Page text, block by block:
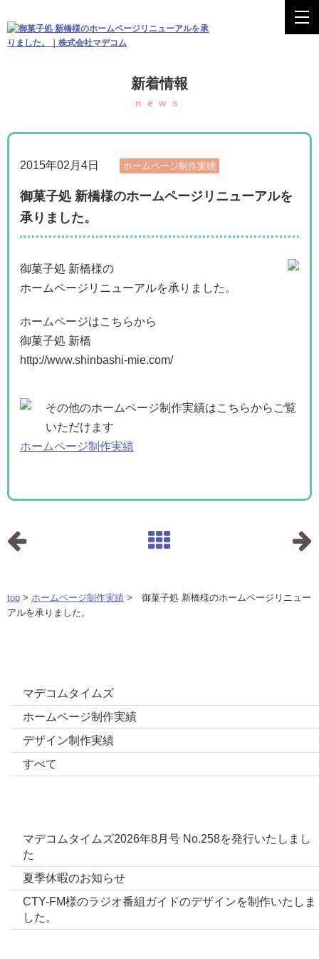
新着情報
news
2015年02月4日 ホームページ制作実績
御菓子処 新橋様のホームページリニューアルを
承りました。
御菓子処 新橋様の
ホームページリニューアルを承りました。
ホームページはこちらから
御菓子処 新橋
http://www.shinbashi-mie.com/
その他のホームページ制作実績はこちらからご覧
いただけます
ホームページ制作実績
top > ホームページ制作実績 > 御菓子処 新橋様のホームページリニュー
アルを承りました。
マデコムタイムズ
ホームページ制作実績
デザイン制作実績
すべて
マデコムタイムズ2026年8月号 No.258を発行いたしまし
た
夏季休暇のお知らせ
CTY-FM様のラジオ番組ガイドのデザインを制作いたしま
した。